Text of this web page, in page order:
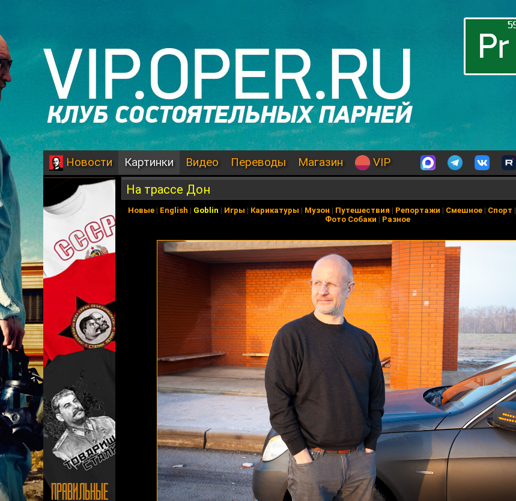
Новости Картинки Видео Переводы Магазин VIP
На трассе Дон
Новые| English | Goblin | Игры | Карикатуры | Музон | Путешествия | Репортажи | Смешное| Спорт |
Фото Собаки | Разное